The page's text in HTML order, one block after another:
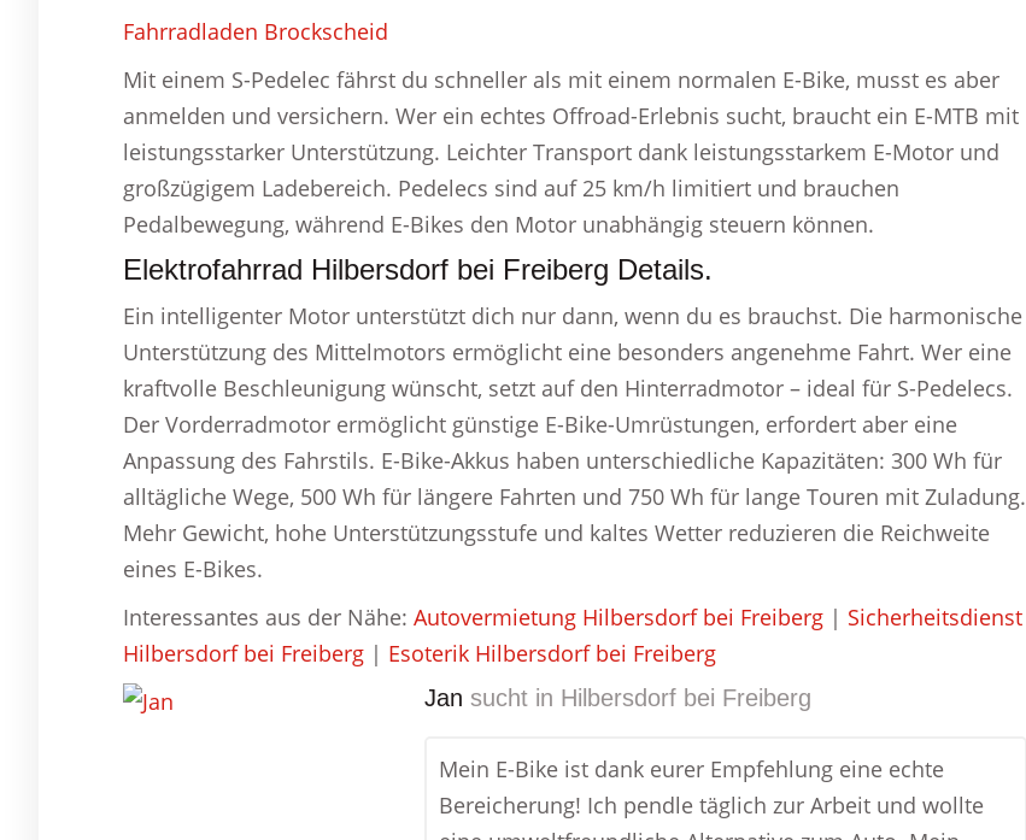
Fahrradladen Brockscheid
Mit einem S-Pedelec fährst du schneller als mit einem normalen E-Bike, musst es aber
anmelden und versichern. Wer ein echtes Offroad-Erlebnis sucht, braucht ein E-MTB mit
leistungsstarker Unterstützung. Leichter Transport dank leistungsstarkem E-Motor und
großzügigem Ladebereich. Pedelecs sind auf 25 km/h limitiert und brauchen
Pedalbewegung, während E-Bikes den Motor unabhängig steuern können.
Elektrofahrrad Hilbersdorf bei Freiberg Details.
Ein intelligenter Motor unterstützt dich nur dann, wenn du es brauchst. Die harmonische
Unterstützung des Mittelmotors ermöglicht eine besonders angenehme Fahrt. Wer eine
kraftvolle Beschleunigung wünscht, setzt auf den Hinterradmotor – ideal für S-Pedelecs.
Der Vorderradmotor ermöglicht günstige E-Bike-Umrüstungen, erfordert aber eine
Anpassung des Fahrstils. E-Bike-Akkus haben unterschiedliche Kapazitäten: 300 Wh für
alltägliche Wege, 500 Wh für längere Fahrten und 750 Wh für lange Touren mit Zuladung.
Mehr Gewicht, hohe Unterstützungsstufe und kaltes Wetter reduzieren die Reichweite
eines E-Bikes.
Interessantes aus der Nähe: Autovermietung Hilbersdorf bei Freiberg | Sicherheitsdienst
Hilbersdorf bei Freiberg | Esoterik Hilbersdorf bei Freiberg
Jan sucht in Hilbersdorf bei Freiberg
Mein E-Bike ist dank eurer Empfehlung eine echte
Bereicherung! Ich pendle täglich zur Arbeit und wollte